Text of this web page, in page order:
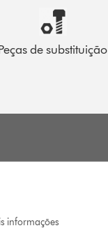
de substituição
informações